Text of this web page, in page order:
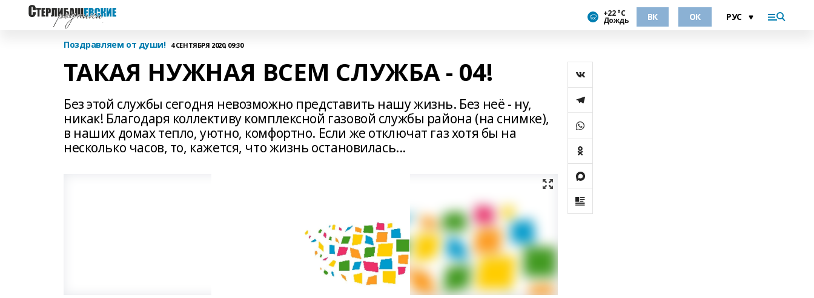
+22 °С
Дождь ВК ОК
Поздравляем от души! 4 СЕНТЯБРЯ 2020, 09:30
ТАКАЯ НУЖНАЯ ВСЕМ СЛУЖБА - 04!
Без этой службы сегодня невозможно представить нашу жизнь. Без неё - ну,
никак! Благодаря коллективу комплексной газовой службы района (на снимке),
в наших домах тепло, уютно, комфортно. Если же отключат газ хотя бы на
несколько часов, то, кажется, что жизнь остановилась...